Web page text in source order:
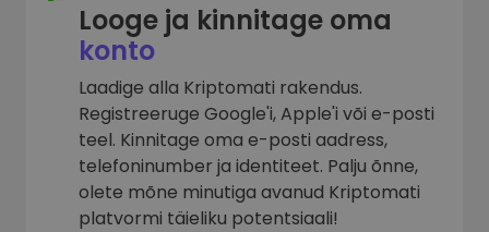
Looge ja kinnitage oma
konto
Laadige alla Kriptomati rakendus.
Registreeruge Google'i, Apple'i või e-posti
teel. Kinnitage oma e-posti aadress,
telefoninumber ja identiteet. Palju õnne,
olete mõne minutiga avanud Kriptomati
platvormi täieliku potentsiaali!